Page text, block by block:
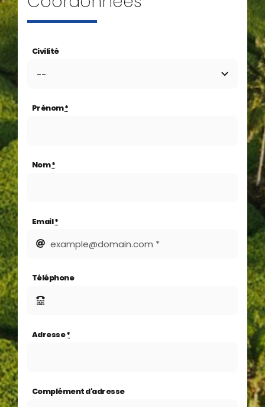
Civilité
Prénom*
Nom*
Email*
Téléphone
Adresse*
Complément d'adresse